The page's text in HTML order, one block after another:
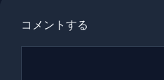
コメントする